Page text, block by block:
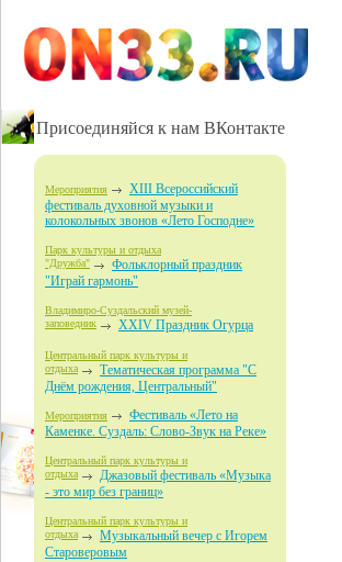
Присоединяйся к нам ВКонтакте
Мероприятия
XIII Всероссийский
фестиваль духовной музыки и
колокольных звонов «Лето Господне»
Парк культуры и отдыха
"Дружба"
Фольклорный праздник
"Играй гармонь"
Владимиро-Суздальский музей-
заповедник XXIV Праздник Огурца
Центральный парк культуры и
отдыха
Тематическая программа "С
Днём рождения, Центральный"
Мероприятия
Фестиваль «Лето на
Каменке. Суздаль: Слово-Звук на Реке»
Центральный парк культуры и
отдыха
Джазовый фестиваль «Музыка
- это мир без границ»
Центральный парк культуры и
отдыха
Музыкальный вечер с Игорем
Староверовым